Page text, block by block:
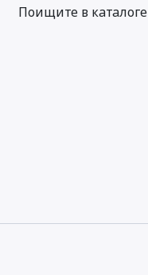
Поищите в каталоге